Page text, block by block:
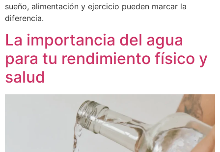
sueño, alimentación y ejercicio pueden marcar la
diferencia.
La importancia del agua
para tu rendimiento físico y
salud